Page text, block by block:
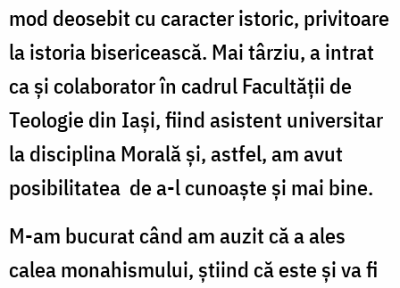
mod deosebit cu caracter istoric, privitoare
la istoria bisericească. Mai târziu, a intrat
ca și colaborator în cadrul Facultății de
Teologie din Iași, fiind asistent universitar
la disciplina Morală și, astfel, am avut
posibilitatea de a-l cunoaște și mai bine.
M-am bucurat când am auzit că a ales
calea monahismului, știind că este și va fi